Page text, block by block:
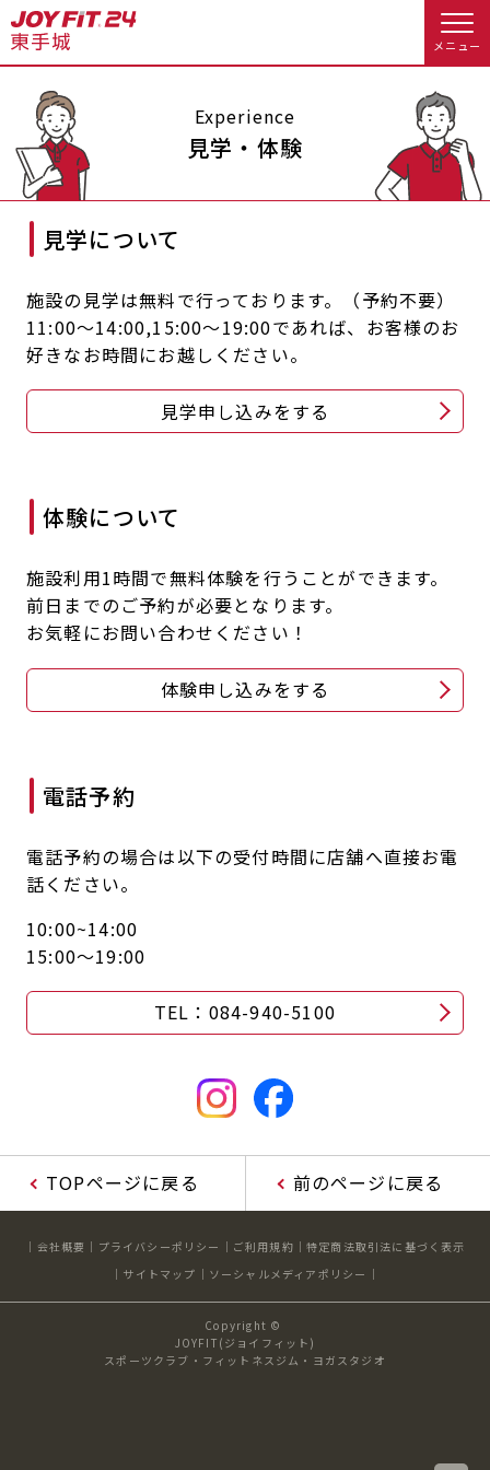
メニュー
店舗トップ
会員の方へトップ
会員様へのお知らせ スタジオプログラム情報
休会お手続き オプション料金
店舗情報・サービス
入会するトップ
料金・サービス等詳しく見る
キャンペーン
アクセス 店舗情報・サービス
見学・体験 スタジオプログラム情報
よくあるご質問
JOYFIT+ 店舗を探す
Experience
見学・体験
見学について
施設の見学は無料で行っております。（予約不要）
11:00～14:00,15:00～19:00であれば、お客様のお
好きなお時間にお越しください。
見学申し込みをする
体験について
施設利用1時間で無料体験を行うことができます。
前日までのご予約が必要となります。
お気軽にお問い合わせください！
体験申し込みをする
電話予約
電話予約の場合は以下の受付時間に店舗へ直接お電
話ください。
10:00~14:00
15:00～19:00
TEL：084-940-5100
TOPページに戻る 前のページに戻る
会社概要 プライバシーポリシー ご利用規約
特定商法取引法に基づく表示
サイトマップ
ソーシャルメディアポリシー
Copyright ©
JOYFIT(ジョイフィット)
スポーツクラブ・フィットネスジム・ヨガスタジオ